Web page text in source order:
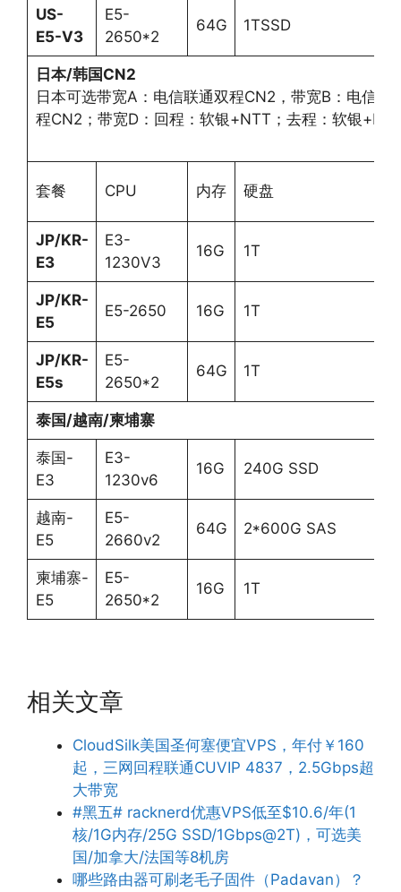
US-
E5-V3
E5-
2650*2
64G 1TSSD
日本/韩国 CN2
日本可选带宽A：电信联通双程CN2，带宽B：电信
程CN2；带宽D：回程：软银+NTT；去程：软银
套餐 CPU 内存 硬盘
JP/KR-
E3
E3-
1230V3
16G 1T
JP/KR-
E5
E5-2650 16G 1T
JP/KR-
E5s
E5-
2650*2
64G 1T
泰国/越南/柬埔寨
泰国-
E3
E3-
1230v6
16G 240G SSD
越南-
E5
E5-
2660v2
64G 2*600G SAS
柬埔寨-
E5
E5-
2650*2
16G 1T
相关文章
CloudSilk美国圣何塞便宜VPS，年付￥160
起，三网回程联通CUVIP 4837，2.5Gbps超
大带宽
#黑五# racknerd优惠VPS低至$10.6/年(1
核/1G内存/25G SSD/1Gbps@2T)，可选美
国/加拿大/法国等8机房
哪些路由器可刷老毛子固件（Padavan）？